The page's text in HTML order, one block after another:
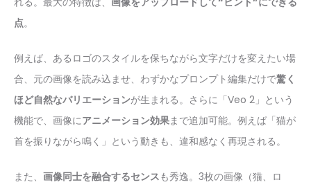
点。
例えば、あるロゴのスタイルを保ちながら文字だけを変えたい場
合、元の画像を読み込ませ、わずかなプロンプト編集だけで驚く
ほど自然なバリエーションが生まれる。さらに「Veo 2」という
機能で、画像にアニメーション効果まで追加可能。例えば「猫が
首を振りながら鳴く」という動きも、違和感なく再現される。
また、 画像同士を融合するセンスも秀逸。3枚の画像（猫、ロ